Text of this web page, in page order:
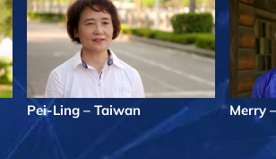
Pei-Ling – Taiwan Merry